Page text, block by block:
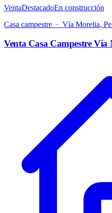
VentaDestacadoEn construcción
Casa campestre · Vía Morelia,
Venta Casa Campestre Vía